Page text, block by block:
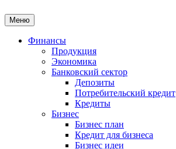
Меню
Финансы
Продукция
Экономика
Банковский сектор
Депозиты
Потребительский кредит
Кредиты
Бизнес
Бизнес план
Кредит для бизнеса
Бизнес идеи